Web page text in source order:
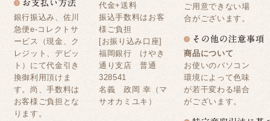
銀行振込み、佐川
急便e-コレクトサ
ービス（現金、ク
レジット、デビッ
ト）にて代金引き
換御利用頂けま
す。尚、手数料は
お客様ご負担とな
ります。
代金+送料
振込手数料はお客
様ご負担
[お振り込み口座]
福岡銀行 けやき
通り支店 普通
328541
名義 政岡 幸（マ
サオカミユキ）
ご用意できない場
合がございます。
商品について
お使いのパソコン
環境によって色味
が若干変わる場合
がございます。